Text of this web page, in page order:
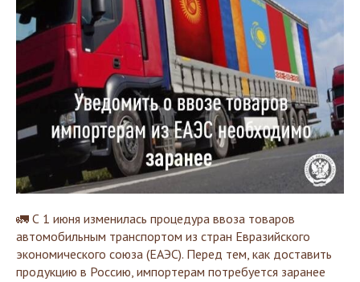
🚛 С 1 июня изменилась процедура ввоза товаров
автомобильным транспортом из стран Евразийского
экономического союза (ЕАЭС). Перед тем, как доставить
продукцию в Россию, импортерам потребуется заранее